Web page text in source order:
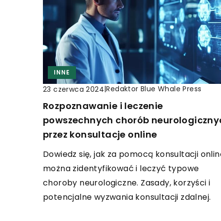
INNE
23 czerwca 2024|Redaktor Blue Whale Press
Rozpoznawanie i leczenie
powszechnych chorób
przez konsultacje online
Dowiedz się, jak za pomocą konsultacji
można zidentyfikować i leczyć typowe
choroby neurologiczne. Zasady, korzyści i
potencjalne wyzwania konsultacji zdalnej.